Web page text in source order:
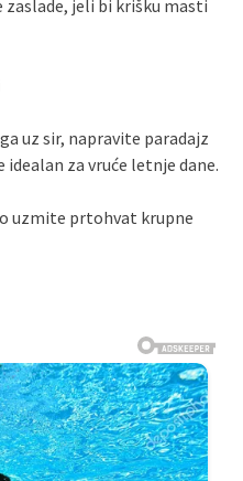
jeli bi krišku masti
uz sir, napravite paradajz
za vruće letnje dane.
uzmite prtohvat krupne